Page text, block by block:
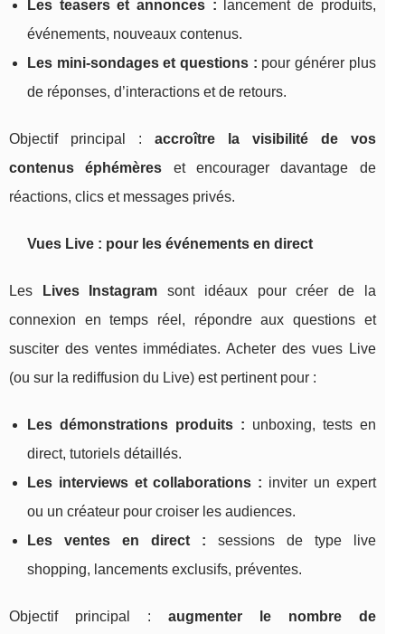
Les teasers et annonces : lancement de produits,
événements, nouveaux contenus.
Les mini-sondages et questions : pour générer plus
de réponses, d’interactions et de retours.
Objectif principal : accroître la visibilité de vos
contenus éphémères et encourager davantage de
réactions, clics et messages privés.
Vues Live : pour les événements en direct
Les Lives Instagram sont idéaux pour créer de la
connexion en temps réel, répondre aux questions et
susciter des ventes immédiates. Acheter des vues Live
(ou sur la rediffusion du Live) est pertinent pour :
Les démonstrations produits : unboxing, tests en
direct, tutoriels détaillés.
Les interviews et collaborations : inviter un expert
ou un créateur pour croiser les audiences.
Les ventes en direct : sessions de type live
shopping, lancements exclusifs, préventes.
Objectif principal : augmenter le nombre de